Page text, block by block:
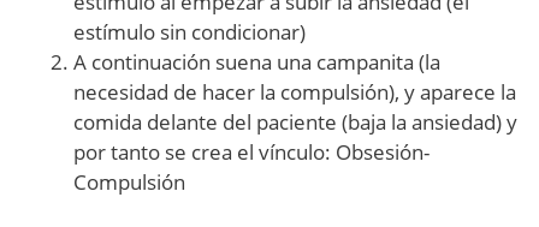
estímulo sin condicionar)
A continuación suena una campanita (la
necesidad de hacer la compulsión), y aparece la
comida delante del paciente (baja la ansiedad) y
por tanto se crea el vínculo: Obsesión-
Compulsión